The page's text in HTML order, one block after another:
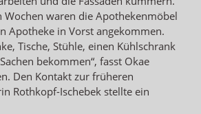
Wochen waren die Apothekenmöbel
Apotheke in Vorst angekommen.
Tische, Stühle, einen Kühlschrank
bekommen“, fasst Okae
Den Kontakt zur früheren
Rothkopf-Ischebek stellte ein